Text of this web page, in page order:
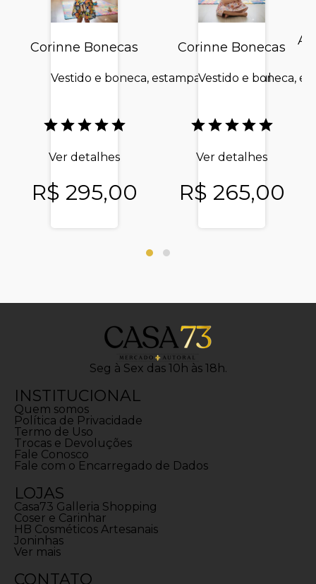
Corinne Bonecas
Vestido e boneca, estampa flores e azul
Ver detalhes
R$ 295,00
Corinne Bonecas
Vestido e boneca,
Ver detalhes
R$ 265,00
Seg à Sex das 10h às 18h.
INSTITUCIONAL
Quem somos
Política de Privacidade
Termo de Uso
Trocas e Devoluções
Fale Conosco
Fale com o Encarregado de Dados
LOJAS
Casa73 Galleria Shopping
Coser e Carinhar
HB Cosméticos Artesanais
Joninhas
Ver mais
CONTATO